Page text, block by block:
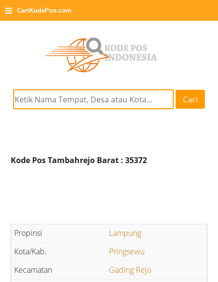
≡ CariKodePos.com
Cari
Kode Pos Tambahrejo Barat : 35372
Lampung
Pringsewu
Gading Rejo